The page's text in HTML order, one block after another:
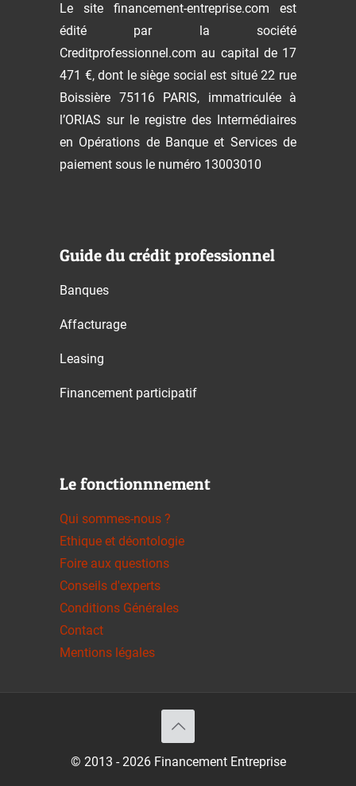
Le site financement-entreprise.com est
édité par la société
Creditprofessionnel.com au capital de 17
471 €, dont le siège social est situé 22 rue
Boissière 75116 PARIS, immatriculée à
l’ORIAS sur le registre des Intermédiaires
en Opérations de Banque et Services de
paiement sous le numéro 13003010
Guide du crédit professionnel
Banques
Affacturage
Leasing
Financement participatif
Le fonctionnnement
Qui sommes-nous ?
Ethique et déontologie
Foire aux questions
Conseils d'experts
Conditions Générales
Contact
Mentions légales
© 2013 - 2026 Financement Entreprise